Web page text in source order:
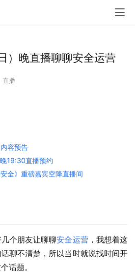
）晚直播聊聊安全运营
直播
容预告
19:30直播预约
全》重磅嘉宾空降直播间
个朋友让聊聊安全运营，我想着这
聊不清楚，所以当时就说找时间开
话题。